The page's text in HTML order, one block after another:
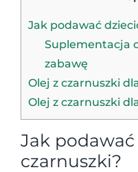
Jak podawać
Suplementacja
zabawę
Olej z czarnuszki
Olej z czarnuszki
Jak
czarnuszki?